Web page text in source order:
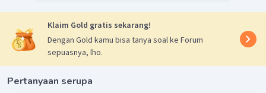
Klaim Gold gratis sekarang!
Dengan Gold kamu bisa tanya soal ke Forum
sepuasnya, lho.
Pertanyaan serupa